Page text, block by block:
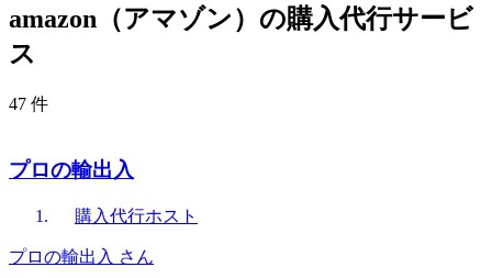
amazon（アマゾン）の購入代行サービ
ス
47 件
プロの輸出入
購入代行ホスト
プロの輸出入 さん